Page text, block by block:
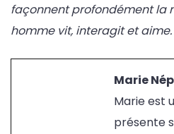
façonnent profondément la
homme vit, interagit et aime.
Marie
Marie est
présente